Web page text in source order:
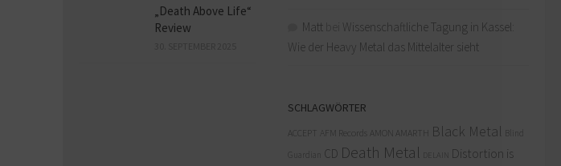
Matt
Wissenschaftliche Tagung in Kassel:
Wie der Heavy Metal das Mittelalter sieht
SCHLAGWÖRTER
ACCEPT AFM Records AMON AMARTH Black Metal
Blind
CD Death Metal
Distortion is
„Death Above Life“
Review